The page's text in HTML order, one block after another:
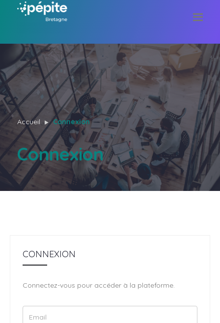
Accueil Connexion
Connexion
CONNEXION
Connectez-vous pour accéder à la plateforme.